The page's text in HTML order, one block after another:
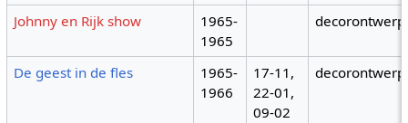
Johnny en Rijk show
1965-
1965
De geest in de fles
1965-
1966
17-11,
22-01,
09-02